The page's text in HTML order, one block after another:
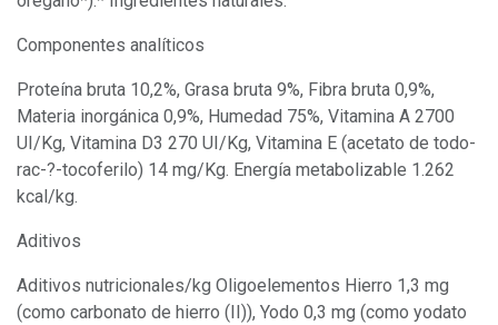
Componentes analíticos
Proteína bruta 10,2%, Grasa bruta 9%, Fibra bruta 0,9%,
Materia inorgánica 0,9%, Humedad 75%, Vitamina A 2700
UI/Kg, Vitamina D3 270 UI/Kg, Vitamina E (acetato de todo-
rac-?-tocoferilo) 14 mg/Kg. Energía metabolizable 1.262
kcal/kg.
Aditivos
Aditivos nutricionales/kg Oligoelementos Hierro 1,3 mg
(como carbonato de hierro (II)), Yodo 0,3 mg (como yodato